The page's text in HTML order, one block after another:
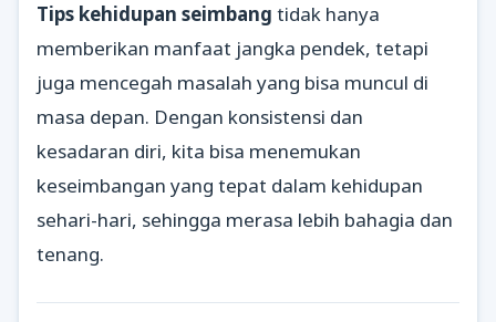
Tips kehidupan seimbang tidak hanya
memberikan manfaat jangka pendek, tetapi
juga mencegah masalah yang bisa muncul di
masa depan. Dengan konsistensi dan
kesadaran diri, kita bisa menemukan
keseimbangan yang tepat dalam kehidupan
sehari-hari, sehingga merasa lebih bahagia dan
tenang.